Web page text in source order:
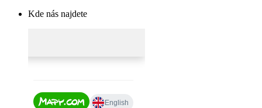
Kde nás najdete